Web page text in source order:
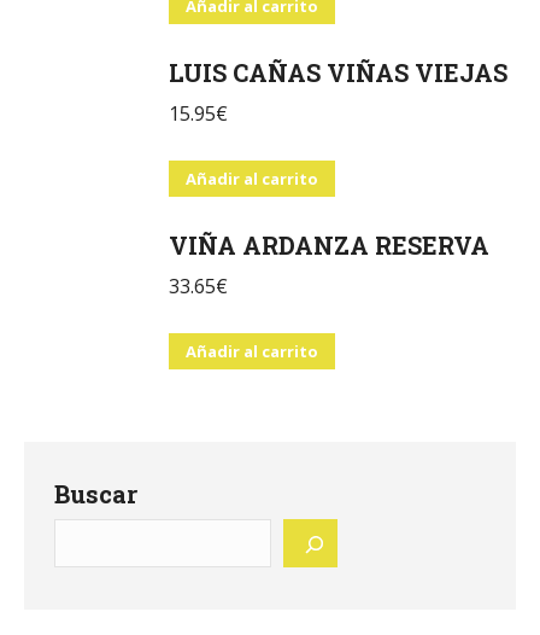
Añadir al carrito
LUIS CAÑAS VIÑAS VIEJAS
15.95€
Añadir al carrito
VIÑA ARDANZA RESERVA
33.65€
Añadir al carrito
Buscar